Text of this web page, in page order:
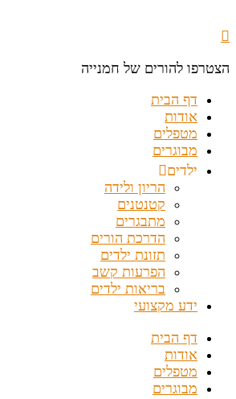
הצטרפו להורים של חמנייה
דף הבית
אודות
מטפלים
מבוגרים
ילדים
הריון ולידה
קטנטנים
מתבגרים
הדרכת הורים
תזונת ילדים
הפרעות קשב
בריאות ילדים
ידע מקצועי
דף הבית
אודות
מטפלים
מבוגרים